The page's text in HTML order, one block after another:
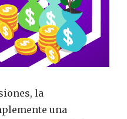
la
una